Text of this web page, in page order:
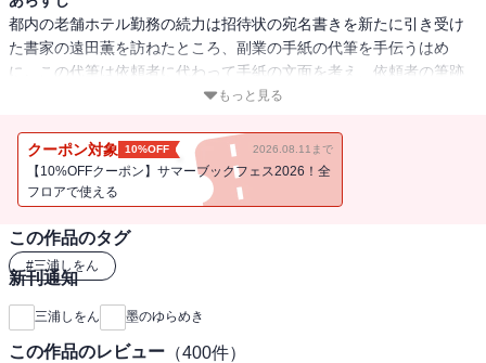
都内の老舗ホテル勤務の続力は招待状の宛名書きを新たに引き受け
た書家の遠田薫を訪ねたところ、副業の手紙の代筆を手伝うはめ
に。この代筆は依頼者に代わって手紙の文面を考え、依頼者の筆跡
を模写するというものだった。AmazonのAudible（朗読）との共同
もっと見る
クーポン対象 10%OFF 2026.08.11まで
【10%OFFクーポン】サマーブックフェス2026！全
フロアで使える
この作品のタグ
#三浦しをん
新刊通知
三浦しをん 墨のゆらめき
この作品のレビュー （400件）